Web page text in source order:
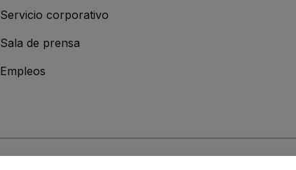
Servicio corporativo
Sala de prensa
Empleos